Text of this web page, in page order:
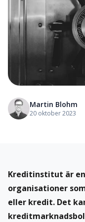
Martin Blohm
20 oktober 2023
Kreditinstitut är
organisationer
eller kredit. Det